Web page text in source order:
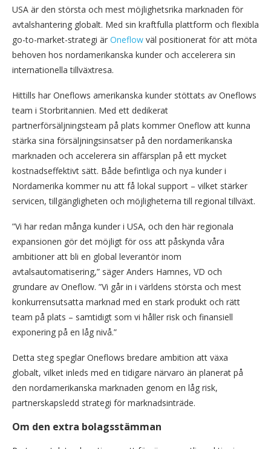
USA är den största och mest möjlighetsrika marknaden för
avtalshantering globalt. Med sin kraftfulla plattform och flexibla
go-to-market-strategi är Oneflow väl positionerat för att möta
behoven hos nordamerikanska kunder och accelerera sin
internationella tillväxtresa.
Hittills har Oneflows amerikanska kunder stöttats av Oneflows
team i Storbritannien. Med ett dedikerat
partnerförsäljningsteam på plats kommer Oneflow att kunna
stärka sina försäljningsinsatser på den nordamerikanska
marknaden och accelerera sin affärsplan på ett mycket
kostnadseffektivt sätt. Både befintliga och nya kunder i
Nordamerika kommer nu att få lokal support – vilket stärker
servicen, tillgängligheten och möjligheterna till regional tillväxt.
”Vi har redan många kunder i USA, och den här regionala
expansionen gör det möjligt för oss att påskynda våra
ambitioner att bli en global leverantör inom
avtalsautomatisering,” säger Anders Hamnes, VD och
grundare av Oneflow. ”Vi går in i världens största och mest
konkurrensutsatta marknad med en stark produkt och rätt
team på plats – samtidigt som vi håller risk och finansiell
exponering på en låg nivå.”
Detta steg speglar Oneflows bredare ambition att växa
globalt, vilket inleds med en tidigare närvaro än planerat på
den nordamerikanska marknaden genom en låg risk,
partnerskapsledd strategi för marknadsinträde.
Om den extra bolagsstämman